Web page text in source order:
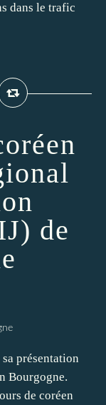
dans le trafic
de
présentation
Bourgogne.
de coréen